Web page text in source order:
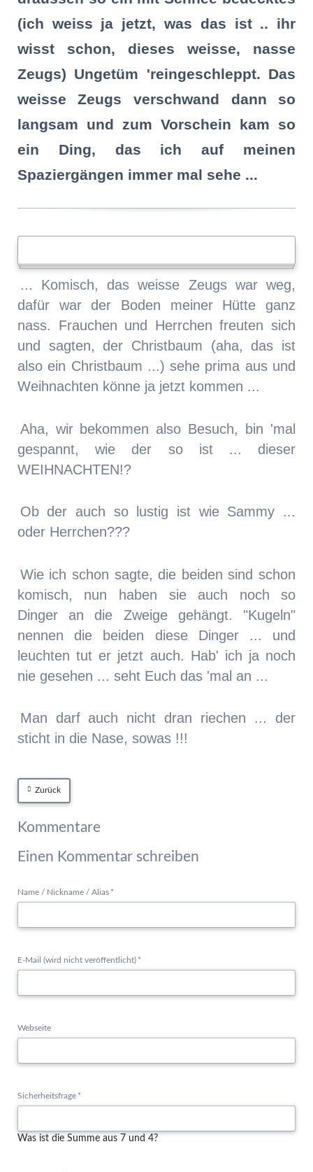
(ich weiss ja jetzt, was das ist .. ihr
wisst schon, dieses weisse, nasse
Zeugs) Ungetüm 'reingeschleppt. Das
weisse Zeugs verschwand dann so
langsam und zum Vorschein kam so
ein Ding, das ich auf meinen
Spaziergängen immer mal sehe ...
... Komisch, das weisse Zeugs war weg,
dafür war der Boden meiner Hütte ganz
nass. Frauchen und Herrchen freuten sich
und sagten, der Christbaum (aha, das ist
also ein Christbaum ...) sehe prima aus und
Weihnachten könne ja jetzt kommen ...
Aha, wir bekommen also Besuch, bin 'mal
gespannt, wie der so ist ... dieser
WEIHNACHTEN!?
Ob der auch so lustig ist wie Sammy ...
oder Herrchen???
Wie ich schon sagte, die beiden sind schon
komisch, nun haben sie auch noch so
Dinger an die Zweige gehängt. "Kugeln"
nennen die beiden diese Dinger ... und
leuchten tut er jetzt auch. Hab' ich ja noch
nie gesehen ... seht Euch das 'mal an ...
Man darf auch nicht dran riechen ... der
sticht in die Nase, sowas !!!
Zurück
Kommentare
Einen Kommentar schreiben
Pflichtfeld
Name / Nickname / Alias *
Pflichtfeld
E-Mail (wird nicht veröffentlicht) *
Webseite
Pflichtfeld
Sicherheitsfrage *
Was ist die Summe aus 7 und 4?